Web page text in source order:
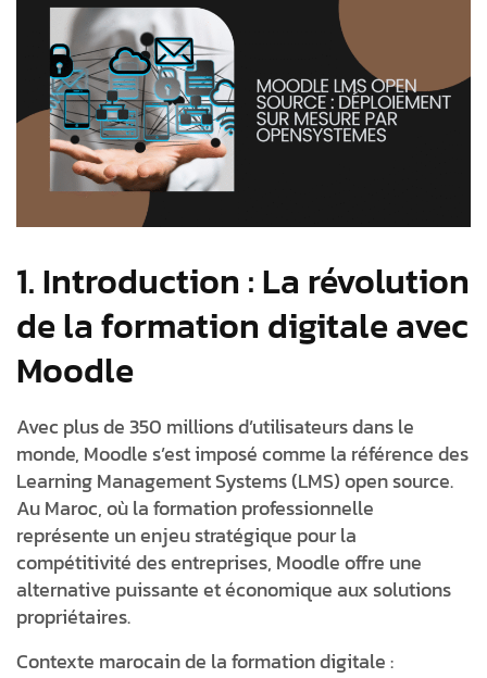
1. Introduction : La révolution
de la formation digitale avec
Moodle
Avec plus de 350 millions d’utilisateurs dans le
monde, Moodle s’est imposé comme la référence des
Learning Management Systems (LMS) open source.
Au Maroc, où la formation professionnelle
représente un enjeu stratégique pour la
compétitivité des entreprises, Moodle offre une
alternative puissante et économique aux solutions
propriétaires.
Contexte marocain de la formation digitale :